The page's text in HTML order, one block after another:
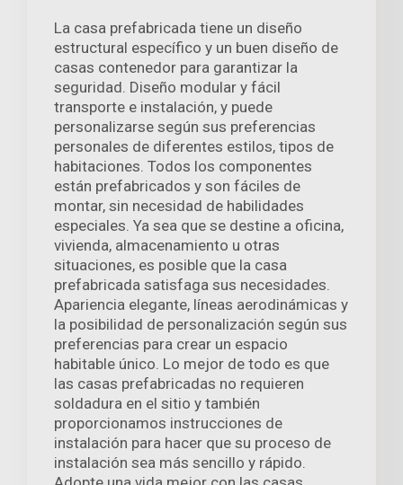
La casa prefabricada tiene un diseño
estructural específico y un buen diseño de
casas contenedor para garantizar la
seguridad. Diseño modular y fácil
transporte e instalación, y puede
personalizarse según sus preferencias
personales de diferentes estilos, tipos de
habitaciones. Todos los componentes
están prefabricados y son fáciles de
montar, sin necesidad de habilidades
especiales. Ya sea que se destine a oficina,
vivienda, almacenamiento u otras
situaciones, es posible que la casa
prefabricada satisfaga sus necesidades.
Apariencia elegante, líneas aerodinámicas y
la posibilidad de personalización según sus
preferencias para crear un espacio
habitable único. Lo mejor de todo es que
las casas prefabricadas no requieren
soldadura en el sitio y también
proporcionamos instrucciones de
instalación para hacer que su proceso de
instalación sea más sencillo y rápido.